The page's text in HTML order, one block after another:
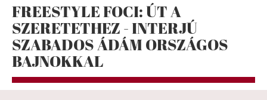
FREESTYLE FOCI: ÚT A
SZERETETHEZ - INTERJÚ
SZABADOS ÁDÁM ORSZÁGOS
BAJNOKKAL